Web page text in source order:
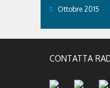
Ottobre 2015
CONTATTA